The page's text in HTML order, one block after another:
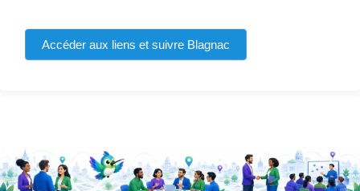
Accéder aux liens et suivre Blagnac